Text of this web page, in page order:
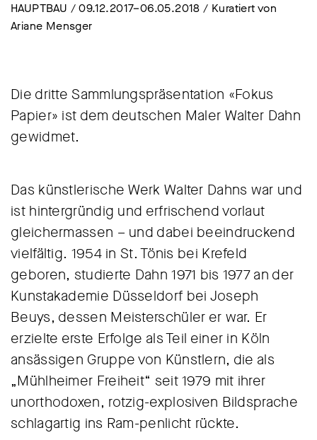
HAUPTBAU / 09.12.2017–06.05.2018 / Kuratiert von
Ariane Mensger
Die dritte Sammlungspräsentation «Fokus
Papier» ist dem deutschen Maler Walter Dahn
gewidmet.
Das künstlerische Werk Walter Dahns war und
ist hintergründig und erfrischend vorlaut
gleichermassen – und dabei beeindruckend
vielfältig. 1954 in St. Tönis bei Krefeld
geboren, studierte Dahn 1971 bis 1977 an der
Kunstakademie Düsseldorf bei Joseph
Beuys, dessen Meisterschüler er war. Er
erzielte erste Erfolge als Teil einer in Köln
ansässigen Gruppe von Künstlern, die als
„Mühlheimer Freiheit“ seit 1979 mit ihrer
unorthodoxen, rotzig-explosiven Bildsprache
schlagartig ins Ram-penlicht rückte.